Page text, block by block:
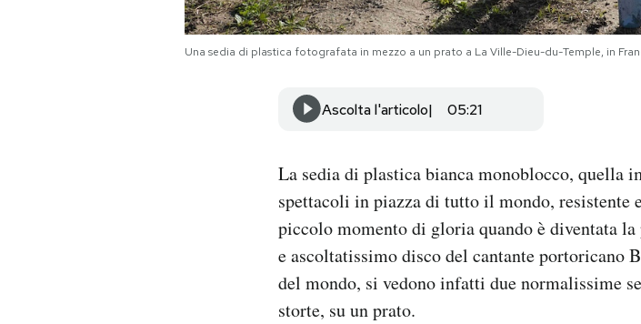
AREA PERSONALE
Una sedia di plastica fotografata in mezzo a un prato a La Ville-Dieu-du-Temple, in
Ascolta l'articolo 05:21
La sedia di plastica bianca monoblocco, quella
spettacoli in piazza di tutto il mondo, resistente
piccolo momento di gloria quando è diventata
e ascoltatissimo disco del cantante portoricano
del mondo, si vedono infatti due normalissime
storte, su un prato.